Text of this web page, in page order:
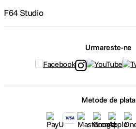
F64 Studio
Urmareste-ne
Metode de plata